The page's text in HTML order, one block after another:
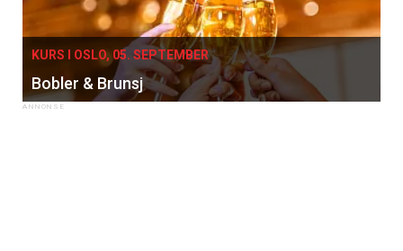
KURS I OSLO, 05. SEPTEMBER
Bobler & Brunsj